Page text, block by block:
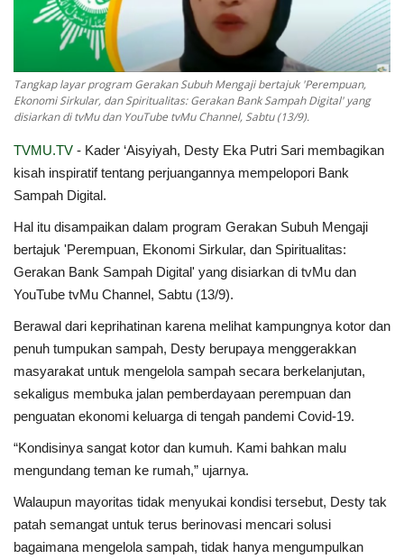
Kualitas Siaran
Tangkap layar program Gerakan Subuh Mengaji bertajuk 'Perempuan,
Ekonomi Sirkular, dan Spiritualitas: Gerakan Bank Sampah Digital' yang
disiarkan di tvMu dan YouTube tvMu Channel, Sabtu (13/9).
TVMU.TV - Kader ‘Aisyiyah, Desty Eka Putri Sari membagikan
kisah inspiratif tentang perjuangannya mempelopori Bank
Sampah Digital.
Hal itu disampaikan dalam program Gerakan Subuh Mengaji
bertajuk 'Perempuan, Ekonomi Sirkular, dan Spiritualitas:
Gerakan Bank Sampah Digital' yang disiarkan di tvMu dan
YouTube tvMu Channel, Sabtu (13/9).
Berawal dari keprihatinan karena melihat kampungnya kotor dan
penuh tumpukan sampah, Desty berupaya menggerakkan
masyarakat untuk mengelola sampah secara berkelanjutan,
sekaligus membuka jalan pemberdayaan perempuan dan
penguatan ekonomi keluarga di tengah pandemi Covid-19.
“Kondisinya sangat kotor dan kumuh. Kami bahkan malu
mengundang teman ke rumah,” ujarnya.
Walaupun mayoritas tidak menyukai kondisi tersebut, Desty tak
patah semangat untuk terus berinovasi mencari solusi
bagaimana mengelola sampah, tidak hanya mengumpulkan